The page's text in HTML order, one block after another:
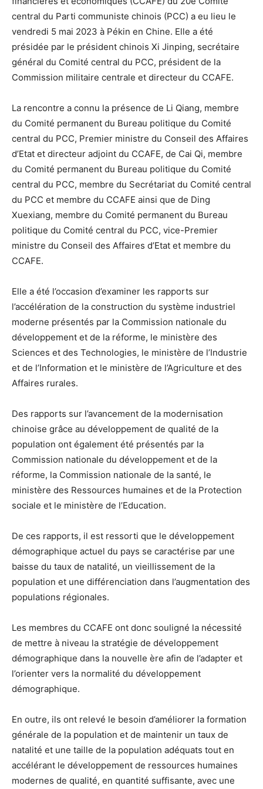
central du Parti communiste chinois (PCC) a eu lieu le
vendredi 5 mai 2023 à Pékin en Chine. Elle a été
présidée par le président chinois Xi Jinping, secrétaire
général du Comité central du PCC, président de la
Commission militaire centrale et directeur du CCAFE.
La rencontre a connu la présence de Li Qiang, membre
du Comité permanent du Bureau politique du Comité
central du PCC, Premier ministre du Conseil des Affaires
d’Etat et directeur adjoint du CCAFE, de Cai Qi, membre
du Comité permanent du Bureau politique du Comité
central du PCC, membre du Secrétariat du Comité central
du PCC et membre du CCAFE ainsi que de Ding
Xuexiang, membre du Comité permanent du Bureau
politique du Comité central du PCC, vice-Premier
ministre du Conseil des Affaires d’Etat et membre du
CCAFE.
Elle a été l’occasion d’examiner les rapports sur
l’accélération de la construction du système industriel
moderne présentés par la Commission nationale du
développement et de la réforme, le ministère des
Sciences et des Technologies, le ministère de l’Industrie
et de l’Information et le ministère de l’Agriculture et des
Affaires rurales.
Des rapports sur l’avancement de la modernisation
chinoise grâce au développement de qualité de la
population ont également été présentés par la
Commission nationale du développement et de la
réforme, la Commission nationale de la santé, le
ministère des Ressources humaines et de la Protection
sociale et le ministère de l’Education.
De ces rapports, il est ressorti que le développement
démographique actuel du pays se caractérise par une
baisse du taux de natalité, un vieillissement de la
population et une différenciation dans l’augmentation des
populations régionales.
Les membres du CCAFE ont donc souligné la nécessité
de mettre à niveau la stratégie de développement
démographique dans la nouvelle ère afin de l’adapter et
l’orienter vers la normalité du développement
démographique.
En outre, ils ont relevé le besoin d’améliorer la formation
générale de la population et de maintenir un taux de
natalité et une taille de la population adéquats tout en
accélérant le développement de ressources humaines
modernes de qualité, en quantité suffisante, avec une